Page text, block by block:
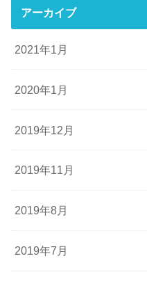
アーカイブ
2021年1月
2020年1月
2019年12月
2019年11月
2019年8月
2019年7月